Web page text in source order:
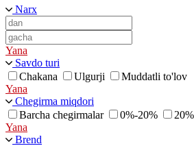
Narx
Yana
Savdo turi
Chakana
Ulgurji
Muddatli to'lov
Yana
Chegirma miqdori
Barcha chegirmalar
0%-20%
Yana
Brend